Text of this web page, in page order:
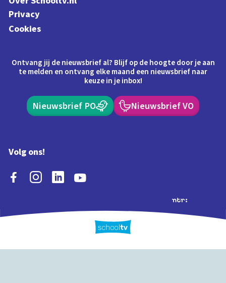
Privacy
Cookies
Ontvang jij de nieuwsbrief al? Blijf op de hoogte door je aan
te melden en ontvang elke maand een nieuwsbrief naar
keuze in je inbox!
Nieuwsbrief PO Nieuwsbrief VO
Volg ons!